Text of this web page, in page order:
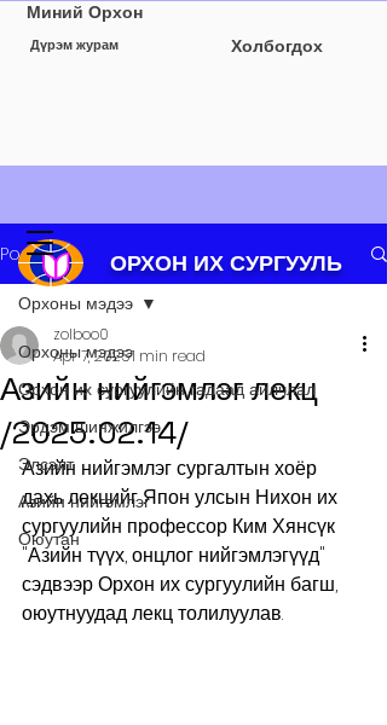
Дүрэм журам
Миний Орхон
Холбогдох
ОРХОН ИХ СУРГУУЛЬ
Post
Орхоны мэдээ
Орхон их сургуулийн гадаад айлчлал
Эрдэм шинжилгээ
Элсэлт
Азийн нийгэмлэг
Оюутан
Орхоны мэдээ
Азийн нийгэмлэг лекц
/2025.02.14/
zolboo0
Apr 7, 20251 min read
Азийн нийгэмлэг сургалтын хоёр
дахь лекцийг Япон улсын Нихон их
сургуулийн профессор Ким Хянсүк
"Азийн түүх, онцлог нийгэмлэгүүд"
сэдвээр Орхон их сургуулийн багш,
оюутнуудад лекц толилуулав.